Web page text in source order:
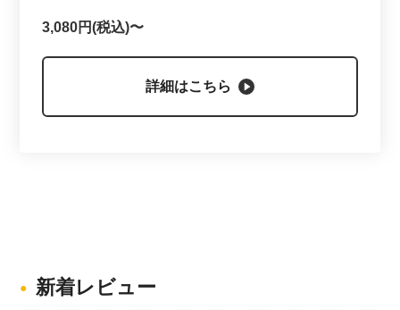
3,080円(税込)〜
詳細はこちら
新着レビュー